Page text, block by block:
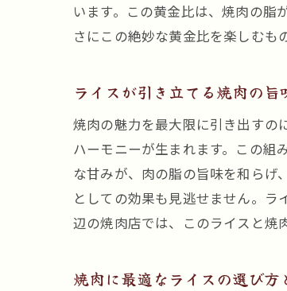
います。この黄金比は、焼肉の脂
さにこの絶妙な黄金比を楽しむも
ライスが引き立てる焼肉の旨
焼肉の魅力を最大限に引き出すの
ハーモニーが生まれます。この組
な甘みが、肉の脂の旨味を和らげ
としての効果も見逃せません。
辺の焼肉店では、このライスと焼
焼肉に最適なライスの選び方